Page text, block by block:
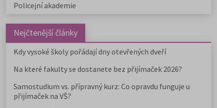
Policejní akademie
Nejčtenější články
Kdy vysoké školy pořádají dny otevřených dveří
Na které fakulty se dostanete bez přijímaček 2026?
Samostudium vs. přípravný kurz: Co opravdu funguje u
přijímaček na VŠ?